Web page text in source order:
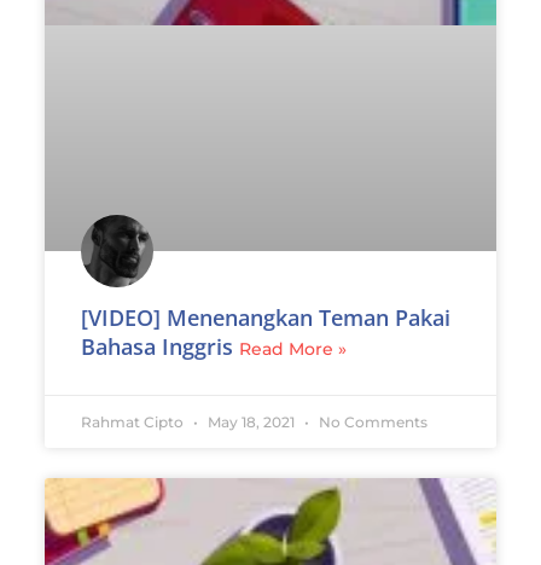
[VIDEO] Menenangkan Teman Pakai
Bahasa Inggris Read More »
Rahmat Cipto May 18, 2021 No Comments